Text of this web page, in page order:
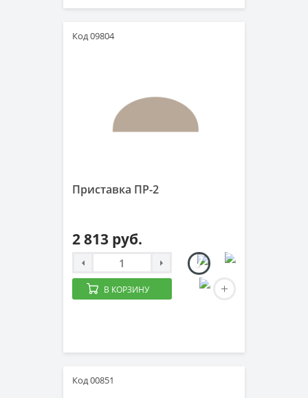
Код 09804
Приставка ПР-2
2 813 руб.
В КОРЗИНУ
Код 00851